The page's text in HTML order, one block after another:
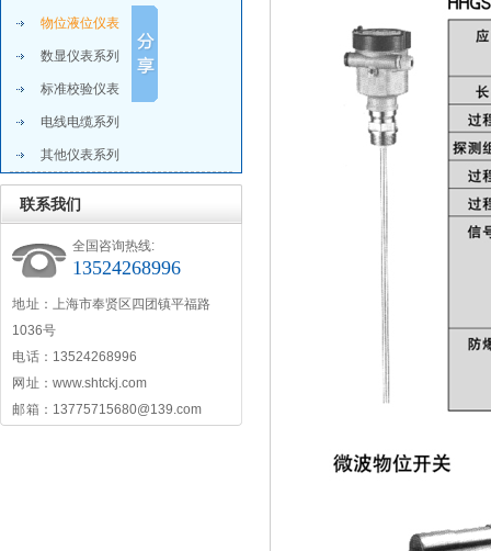
物位液位仪表
数显仪表系列
标准校验仪表
电线电缆系列
其他仪表系列
联系我们
全国咨询热线:
13524268996
地 址：上海市奉贤区四团镇平福路
1036号
电 话：13524268996
网 址：www.shtckj.com
邮 箱：13775715680@139.com